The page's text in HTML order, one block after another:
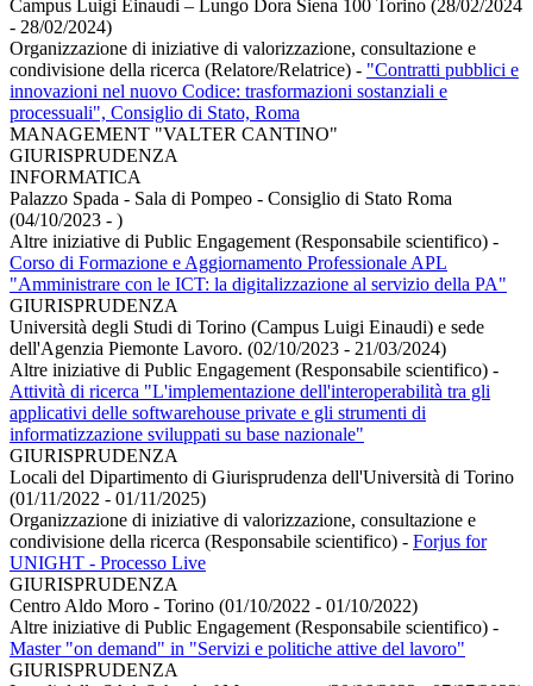
Campus Luigi Einaudi – Lungo Dora Siena 100 Torino (28/02/2024
- 28/02/2024)
Organizzazione di iniziative di valorizzazione, consultazione e
condivisione della ricerca (Relatore/Relatrice) - "Contratti pubblici e
innovazioni nel nuovo Codice: trasformazioni sostanziali e
processuali", Consiglio di Stato, Roma
MANAGEMENT "VALTER CANTINO"
GIURISPRUDENZA
INFORMATICA
Palazzo Spada - Sala di Pompeo - Consiglio di Stato Roma
(04/10/2023 - )
Altre iniziative di Public Engagement (Responsabile scientifico) -
Corso di Formazione e Aggiornamento Professionale APL
"Amministrare con le ICT: la digitalizzazione al servizio della PA"
GIURISPRUDENZA
Università degli Studi di Torino (Campus Luigi Einaudi) e sede
dell'Agenzia Piemonte Lavoro. (02/10/2023 - 21/03/2024)
Altre iniziative di Public Engagement (Responsabile scientifico) -
Attività di ricerca "L'implementazione dell'interoperabilità tra gli
applicativi delle softwarehouse private e gli strumenti di
informatizzazione sviluppati su base nazionale"
GIURISPRUDENZA
Locali del Dipartimento di Giurisprudenza dell'Università di Torino
(01/11/2022 - 01/11/2025)
Organizzazione di iniziative di valorizzazione, consultazione e
condivisione della ricerca (Responsabile scientifico) - Forjus for
UNIGHT - Processo Live
GIURISPRUDENZA
Centro Aldo Moro - Torino (01/10/2022 - 01/10/2022)
Altre iniziative di Public Engagement (Responsabile scientifico) -
Master "on demand" in "Servizi e politiche attive del lavoro"
GIURISPRUDENZA